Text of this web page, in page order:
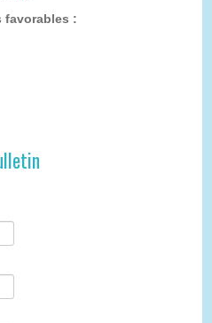
favorables :